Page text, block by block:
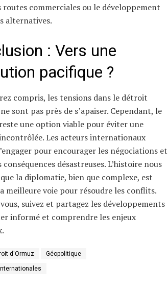
routes commerciales ou le développement
alternatives.
: Vers une
pacifique ?
compris, les tensions dans le détroit
sont pas près de s’apaiser. Cependant, le
une option viable pour éviter une
Les acteurs internationaux
pour encourager les négociations et
conséquences désastreuses. L’histoire nous
la diplomatie, bien que complexe, est
meilleure voie pour résoudre les conflits.
suivez et partagez les développements
informé et comprendre les enjeux
d'Ormuz Géopolitique